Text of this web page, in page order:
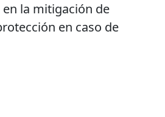
la mitigación de
en caso de